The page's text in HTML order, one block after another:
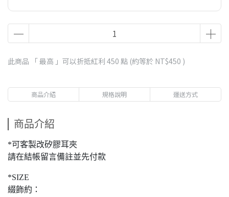
此商品 「 最高 」可以折抵紅利 450 點 (約等於 NT$450 )
商品介紹 規格說明 運送方式
商品介紹
*可客製改矽膠耳夾
請在結帳留言備註並先付款
*SIZE
綴飾約：